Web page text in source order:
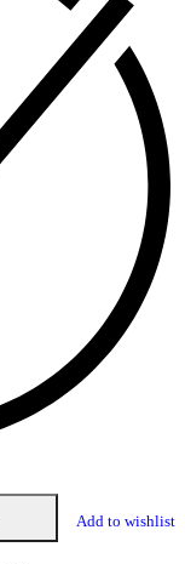
Add to wishlist